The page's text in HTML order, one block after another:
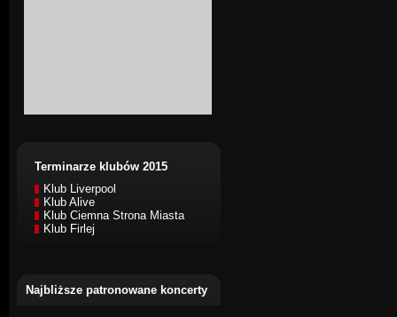
Terminarze klubów 2015
Klub Liverpool
Klub Alive
Klub Ciemna Strona Miasta
Klub Firlej
Najbliższe patronowane koncerty